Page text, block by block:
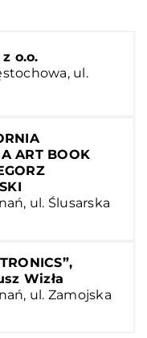
z o.o.
ul.
ART BOOK
ul. Ślusarska
Wizła
ul. Zamojska